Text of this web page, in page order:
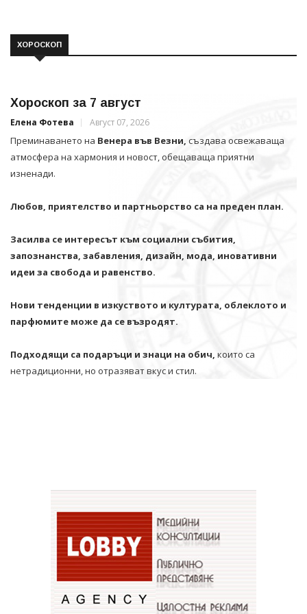
ХОРОСКОП
Хороскоп за 7 август
Елена Фотева Август 07, 2026
Преминаването на Венера във Везни, създава освежаваща
атмосфера на хармония и новост, обещаваща приятни
изненади.
Любов, приятелство и партньорство са на преден план.
Засилва се интересът към социални събития,
запознанства, забавления, дизайн, мода, иновативни
идеи за свобода и равенство.
Нови тенденции в изкуството и културата, облеклото и
парфюмите може да се възродят.
Подходящи са подаръци и знаци на обич, които са
нетрадиционни, но отразяват вкус и стил.